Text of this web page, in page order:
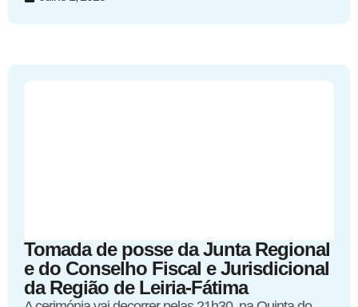
Tomada de posse da Junta Regional
e do Conselho Fiscal e Jurisdicional
da Região de Leiria-Fátima